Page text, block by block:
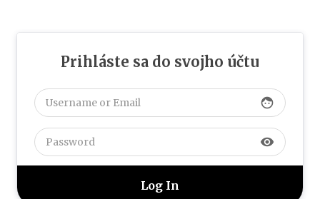
Prihláste sa do svojho účtu
face
visibility